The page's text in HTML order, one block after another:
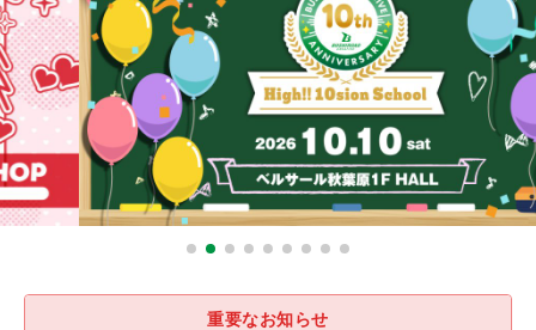
重要なお知らせ